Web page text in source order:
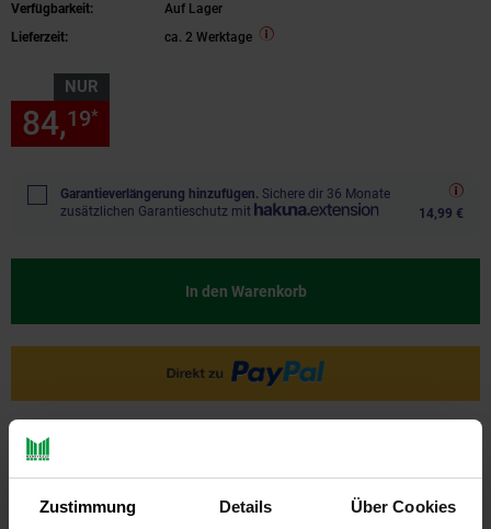
Zustimmung Details Über Cookies
Verfügbarkeit:
Auf Lager
Lieferzeit:
ca. 2 Werktage
NUR
84,19*
Garantieverlängerung hinzufügen. Sichere dir 36 Monate
zusätzlichen Garantieschutz mit
14,99 €
In den Warenkorb
Ja, ich möchte ein Altgerät abgeben.